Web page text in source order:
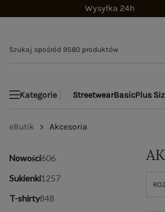
Wysyłka 24h
Kategorie StreetwearBasicPlus
eButik Akcesoria
Nowości606
Sukienki1257
T-shirty848